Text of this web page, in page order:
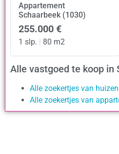
Appartement
Schaarbeek (1030)
255.000 €
1 slp. | 80 m2
Alle vastgoed te koop in
Alle zoekertjes van
Alle zoekertjes van